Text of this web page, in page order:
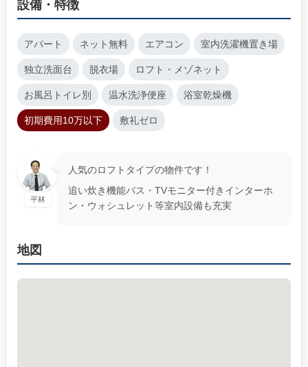
設備・特徴
アパート ネット無料 エアコン 室内洗濯機置き場
独立洗面台 脱衣場 ロフト・メゾネット
お風呂トイレ別 温水洗浄便座 浴室乾燥機
初期費用10万以下 敷礼ゼロ
平林
人気のロフトタイプの物件です！
追い炊き機能バス・TVモニター付きインターホ
ン・ウォシュレット等室内設備も充実
地図